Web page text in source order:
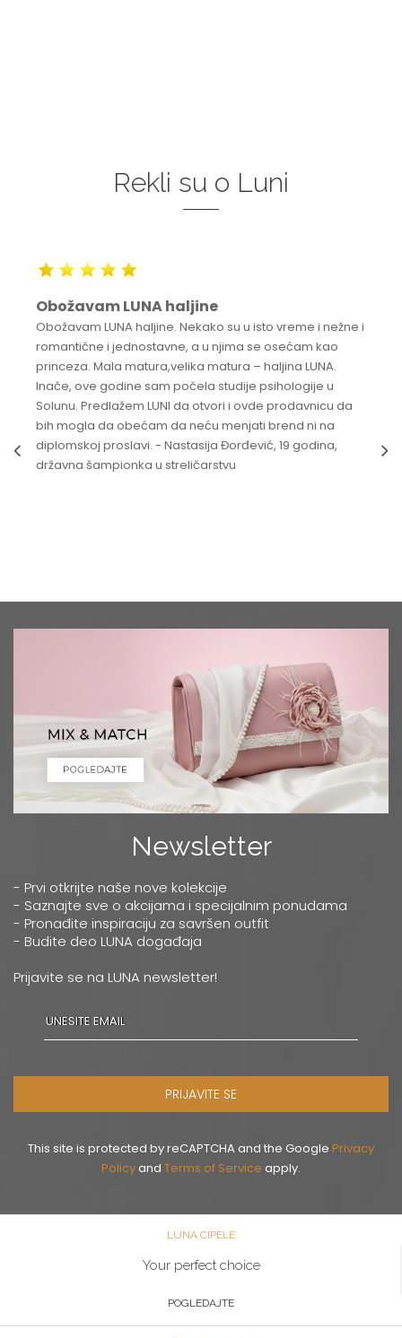
Rekli su o Luni
Obožavam LUNA haljine
Obožavam LUNA haljine. Nekako su u isto vreme i nežne i
romantične i jednostavne, a u njima se osećam kao
princeza. Mala matura,velika matura – haljina LUNA.
Inače, ove godine sam počela studije psihologije u
Solunu. Predlažem LUNI da otvori i ovde prodavnicu da
bih mogla da obećam da neću menjati brend ni na
diplomskoj proslavi. - Nastasija Đorđević, 19 godina,
državna šampionka u streličarstvu
Newsletter
- Prvi otkrijte naše nove kolekcije
- Saznajte sve o akcijama i specijalnim ponudama
- Pronađite inspiraciju za savršen outfit
- Budite deo LUNA događaja
Prijavite se na LUNA newsletter!
PRIJAVITE SE
This site is protected by reCAPTCHA and the Google Privacy
Policyand Terms of Service apply.
LUNA CIPELE
Your perfect choice
POGLEDAJTE